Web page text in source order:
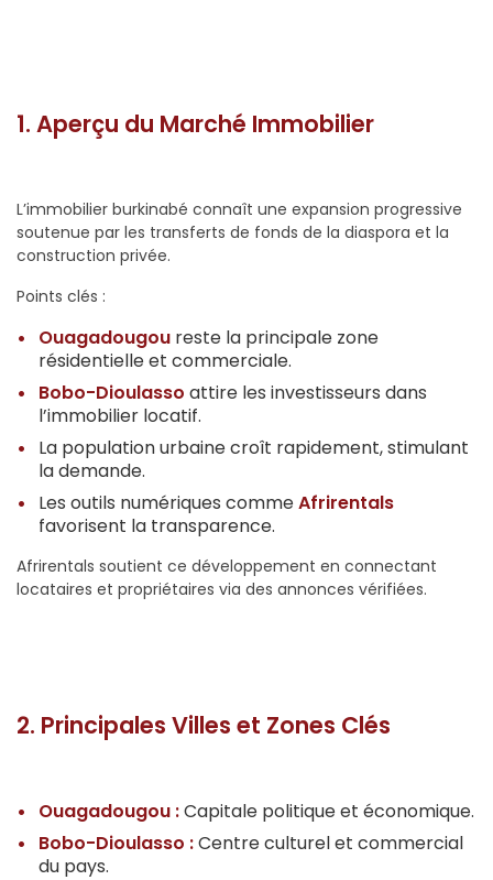
1. Aperçu du Marché Immobilier
L’immobilier burkinabé connaît une expansion progressive
soutenue par les transferts de fonds de la diaspora et la
construction privée.
Points clés :
Ouagadougou reste la principale zone
résidentielle et commerciale.
Bobo-Dioulasso attire les investisseurs dans
l’immobilier locatif.
La population urbaine croît rapidement, stimulant
la demande.
Les outils numériques commeAfrirentals
favorisent la transparence.
Afrirentals soutient ce développement en connectant
locataires et propriétaires via des annonces vérifiées.
2. Principales Villes et Zones Clés
Ouagadougou :Capitale politique et économique.
Bobo-Dioulasso :Centre culturel et commercial
du pays.